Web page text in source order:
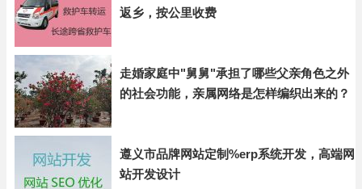
返乡，按公里收费
走婚家庭中"舅舅"承担了哪些父亲角色之外
的社会功能，亲属网络是怎样编织出来的？
遵义市品牌网站定制%erp系统开发，高端网
站开发设计